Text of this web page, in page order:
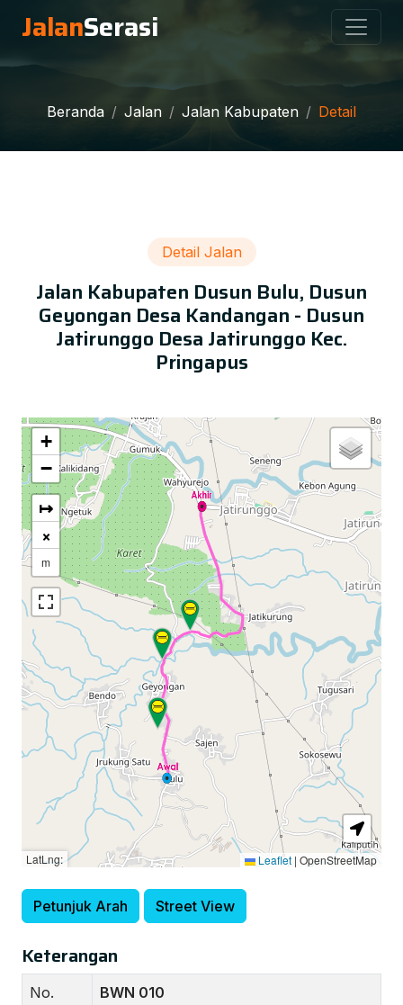
JalanSerasi
Beranda Jalan Jalan Kabupaten Detail
Detail Jalan
Jalan Kabupaten Dusun Bulu, Dusun
Geyongan Desa Kandangan - Dusun
Jatirunggo Desa Jatirunggo Kec.
Pringapus
+
−
↦
×
m
LatLng: Leaflet | OpenStreetMap
Petunjuk Arah Street View
Keterangan
No.
BWN 010